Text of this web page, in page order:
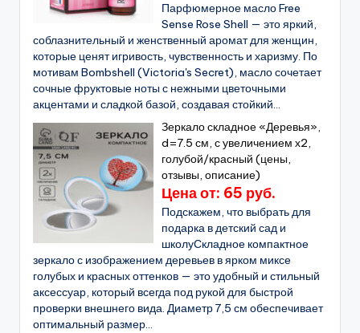
Парфюмерное масло Free
Sense Rose Shell — это яркий,
соблазнительный и женственный аромат для женщин,
которые ценят игривость, чувственность и харизму. По
мотивам Bombshell (Victoria's Secret), масло сочетает
сочные фруктовые ноты с нежными цветочными
акцентами и сладкой базой, создавая стойкий...
Зеркало складное «Деревья»,
d=7.5 см, с увеличением х2,
голубой/красный (цены,
отзывы, описание)
Цена от: 65 руб.
Подскажем, что выбрать для
подарка в детский сад и
школуСкладное компактное
зеркало с изображением деревьев в ярком миксе
голубых и красных оттенков — это удобный и стильный
аксессуар, который всегда под рукой для быстрой
проверки внешнего вида. Диаметр 7,5 см обеспечивает
оптимальный размер...